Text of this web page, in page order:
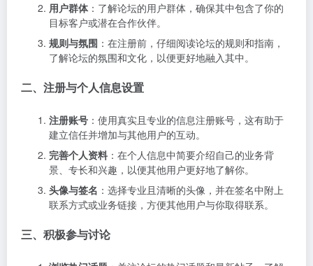
用户群体：了解论坛的用户群体，确保其中包含了你的
目标客户或潜在合作伙伴。
规则与氛围 ：在注册前，仔细阅读论坛的规则和指南，
了解论坛的氛围和文化，以便更好地融入其中。
二、注册与个人信息设置
注册账号 ：使用真实且专业的信息注册账号，这有助于
建立信任并增加与其他用户的互动。
完善个人资料 ：在个人信息中简要介绍自己的业务背
景、专长和兴趣，以便其他用户更好地了解你。
头像与签名 ：选择专业且清晰的头像，并在签名中附上
联系方式或业务链接，方便其他用户与你取得联系。
三、积极参与讨论